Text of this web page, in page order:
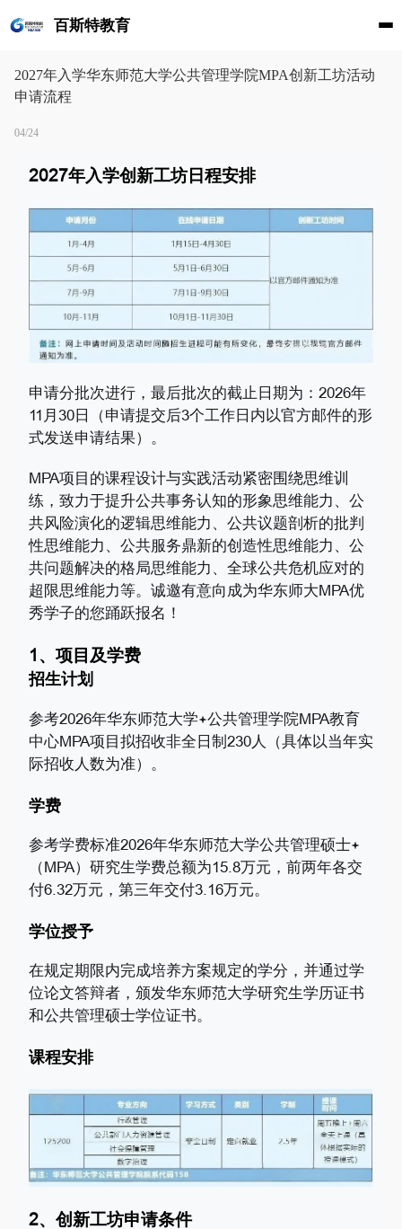
百斯特教育
2027年入学华东师范大学公共管理学院MPA创新工坊活动
申请流程
04/24
2027年入学创新工坊日程安排
申请分批次进行，最后批次的截止日期为：2026年
11月30日（申请提交后3个工作日内以官方邮件的形
式发送申请结果）。
MPA项目的课程设计与实践活动紧密围绕思维训
练，致力于提升公共事务认知的形象思维能力、公
共风险演化的逻辑思维能力、公共议题剖析的批判
性思维能力、公共服务鼎新的创造性思维能力、公
共问题解决的格局思维能力、全球公共危机应对的
超限思维能力等。诚邀有意向成为华东师大MPA优
秀学子的您踊跃报名！
1、项目及学费
招生计划
参考2026年华东师范大学 公共管理学院MPA教育
中心MPA项目拟招收非全日制230人（具体以当年实
际招收人数为准）。
学费
参考学费标准2026年华东师范大学公共管理硕士
（MPA）研究生学费总额为15.8万元，前两年各交
付6.32万元，第三年交付3.16万元。
学位授予
在规定期限内完成培养方案规定的学分，并通过学
位论文答辩者，颁发华东师范大学研究生学历证书
和公共管理硕士学位证书。
课程安排
2、创新工坊申请条件